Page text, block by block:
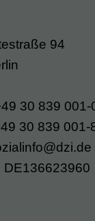
94
30 839 001-
30 839 001-
DE136623960